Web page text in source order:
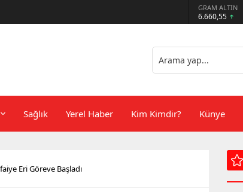
GRAM ALTIN
6.660,55
Sağlık Yerel Haber Kim Kimdir? Künye
Eri Göreve Başladı